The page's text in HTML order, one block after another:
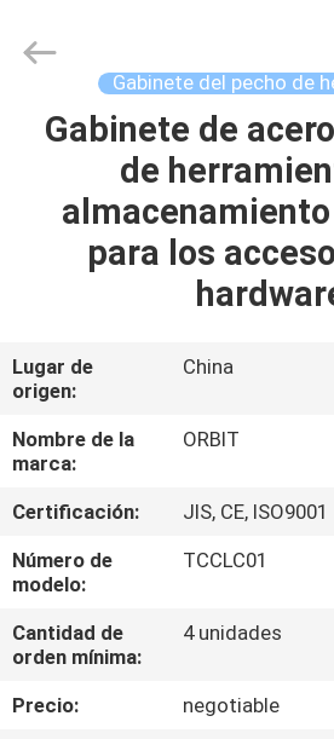
HOGAR
PRODUCTOS
SOBRE
VIAJE
DE
LA
FÁBRICA
CONTROL
DE
Metal
Products
Reserved.
Gabinete del pecho de
Gabinete de
de
para los
Lugar de
origen:
China
Nombre de la
marca:
ORBIT
Certificación:
JIS, CE, ISO9001
Número de
modelo:
TCCLC01
Cantidad de
orden mínima:
4 unidades
Precio:
negotiable